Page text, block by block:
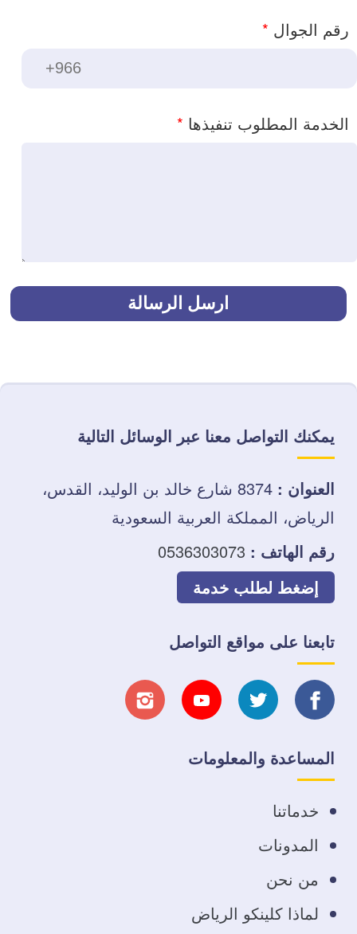
رقم الجوال *
الخدمة المطلوب تنفيذها *
يمكنك التواصل معنا عبر الوسائل التالية
العنوان :
8374 شارع خالد بن الوليد، القدس،
الرياض، المملكة العربية السعودية
رقم الهاتف : 0536303073
إضغط لطلب خدمة
تابعنا على مواقع التواصل
تابعنا
على
فيسبوك
تابعنا
على
تابعنا تابعنا
المساعدة والمعلومات
خدماتنا
المدونات
من نحن
لماذا كلينكو الرياض